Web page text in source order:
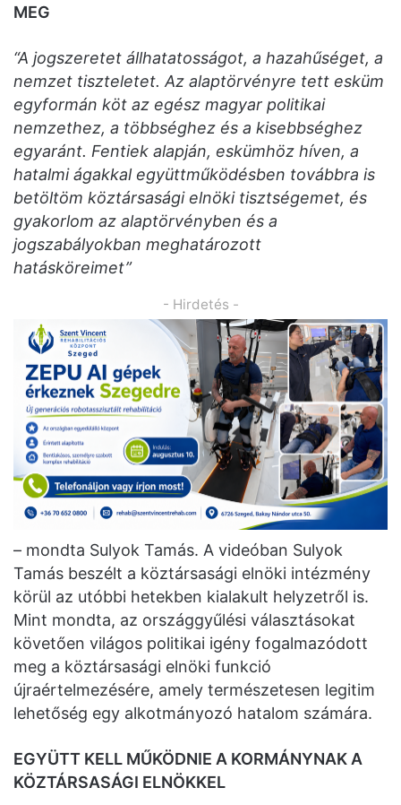
MEG
“A jogszeretet állhatatosságot, a hazahűséget, a
nemzet tiszteletet. Az alaptörvényre tett esküm
egyformán köt az egész magyar politikai
nemzethez, a többséghez és a kisebbséghez
egyaránt. Fentiek alapján, eskümhöz híven, a
hatalmi ágakkal együttműködésben továbbra is
betöltöm köztársasági elnöki tisztségemet, és
gyakorlom az alaptörvényben és a
jogszabályokban meghatározott
hatásköreimet”
- Hirdetés -
– mondta Sulyok Tamás. A videóban Sulyok
Tamás beszélt a köztársasági elnöki intézmény
körül az utóbbi hetekben kialakult helyzetről is.
Mint mondta, az országgyűlési választásokat
követően világos politikai igény fogalmazódott
meg a köztársasági elnöki funkció
újraértelmezésére, amely természetesen legitim
lehetőség egy alkotmányozó hatalom számára.
EGYÜTT KELL MŰKÖDNIE A KORMÁNYNAK A
KÖZTÁRSASÁGI ELNÖKKEL